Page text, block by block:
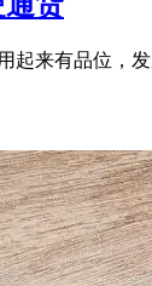
起来有品位，